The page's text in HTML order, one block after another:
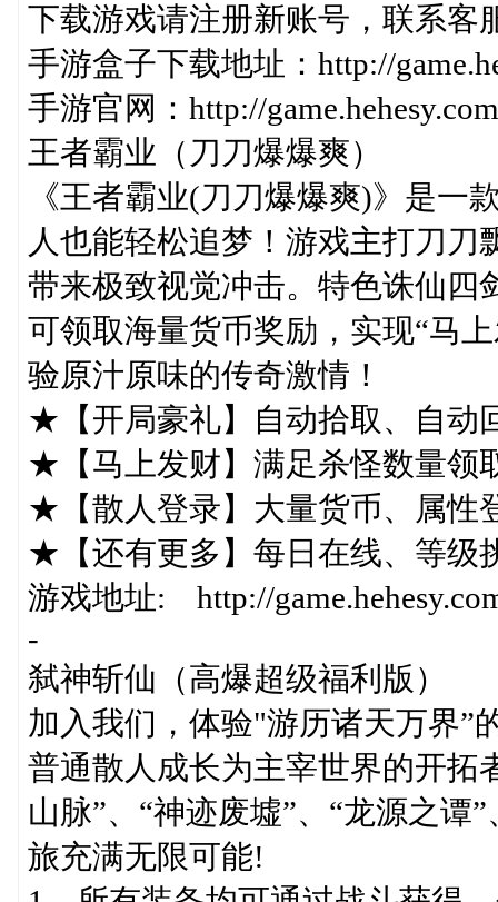
下载游戏请注册新账号，联系客
手游盒子下载地址：http://
手游官网：http://
王者霸业（刀刀爆爆爽）
《王者霸业(刀刀爆爆爽)》是一
人也能轻松追梦！游戏主打刀
带来极致视觉冲击。特色诛仙四
可领取海量货币奖励，实现“马
验原汁原味的传奇激情！
★【开局豪礼】自动拾取、自动
★【马上发财】满足杀怪数量领
★【散人登录】大量货币、属性
★【还有更多】每日在线、等级
游戏地址: http://
-
弑神斩仙（高爆超级福利版）
加入我们，体验"游历诸天万界”
普通散人成长为主宰世界的开拓
山脉”、“神迹废墟”、“龙源之谭
旅充满无限可能!